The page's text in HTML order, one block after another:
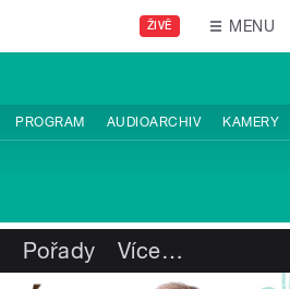
ŽIVĚ MENU
PROGRAM AUDIOARCHIV KAMERY
Pořady Více…